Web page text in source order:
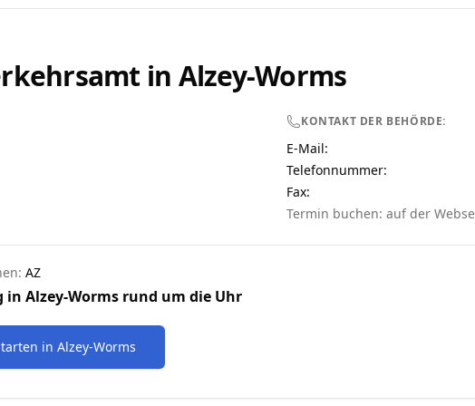
in Alzey-Worms
KONTAKT DER BEHÖRDE:
E-Mail:
Telefonnummer:
Fax:
Termin buchen: auf der
AZ
in Alzey-Worms rund um die Uhr
in Alzey-Worms